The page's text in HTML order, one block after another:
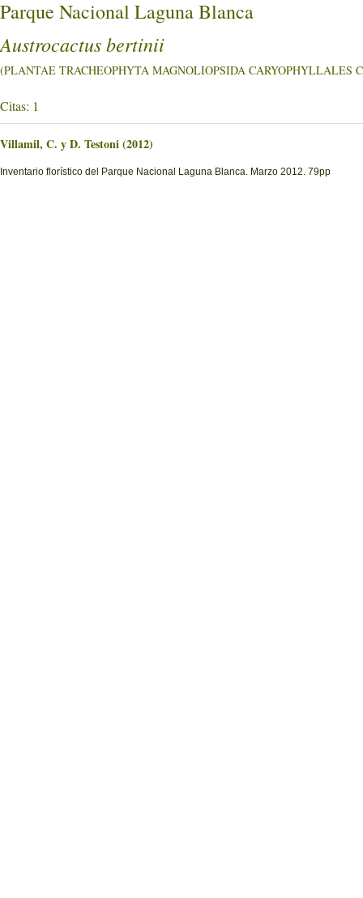
Parque Nacional Laguna Blanca
Austrocactus bertinii
(PLANTAE TRACHEOPHYTA MAGNOLIOPSIDA CARYOPHYLLALES
Citas: 1
Villamil, C. y D. Testoni (2012)
Inventario florístico del Parque Nacional Laguna Blanca. Marzo 2012. 79pp